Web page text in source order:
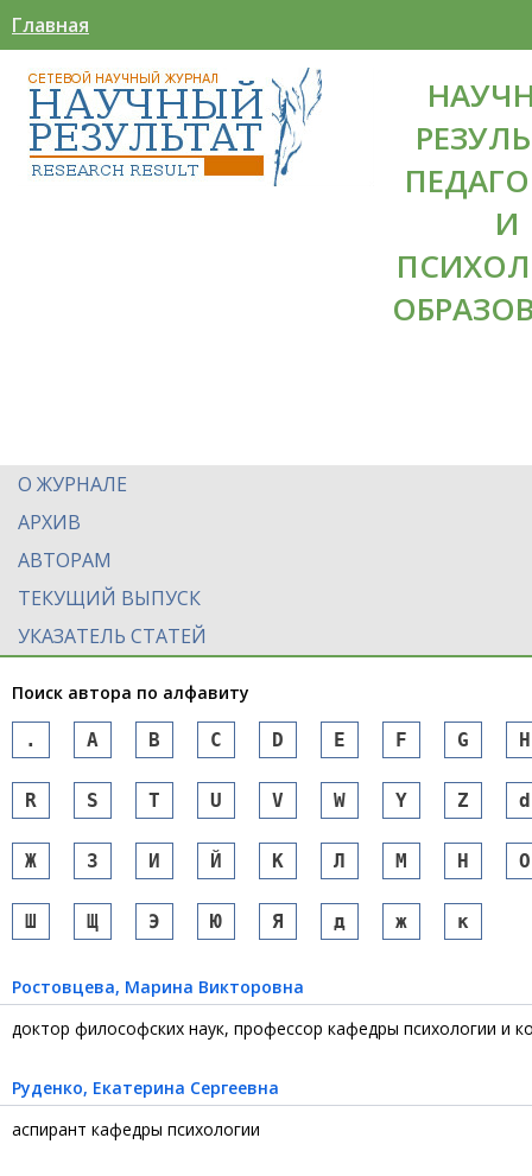
Главная
И
О ЖУРНАЛЕ
АРХИВ
АВТОРАМ
ТЕКУЩИЙ ВЫПУСК
УКАЗАТЕЛЬ СТАТЕЙ
Поиск автора по алфавиту
. A B C D E F G H
R S T U V W Y Z d
Ж З И Й К Л М Н О
Ш Щ Э Ю Я д ж к
Ростовцева, Марина Викторовна
доктор философских наук, профессор кафедры психологии и
Руденко, Екатерина Сергеевна
аспирант кафедры психологии